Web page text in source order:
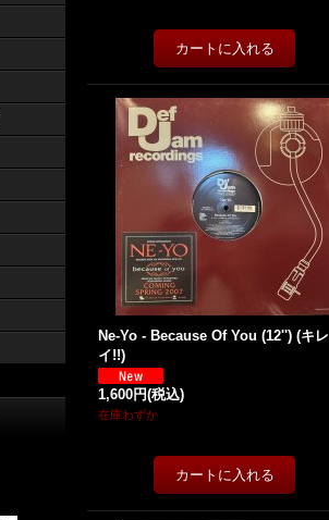
Ne-Yo - Because Of You (12'') (キレ
イ!!)
1,600円(税込)
在庫わずか